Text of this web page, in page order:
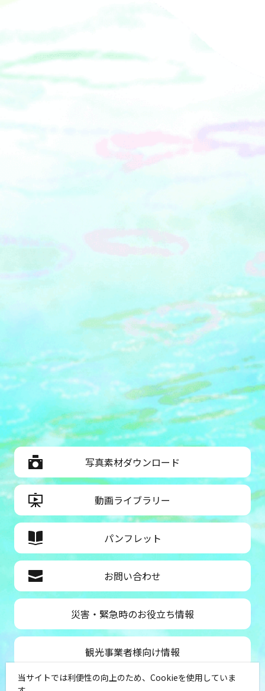
写真素材ダウンロード
動画ライブラリー
パンフレット
お問い合わせ
災害・緊急時のお役立ち情報
観光事業者様向け情報
当サイトでは利便性の向上のため、Cookieを使用していま